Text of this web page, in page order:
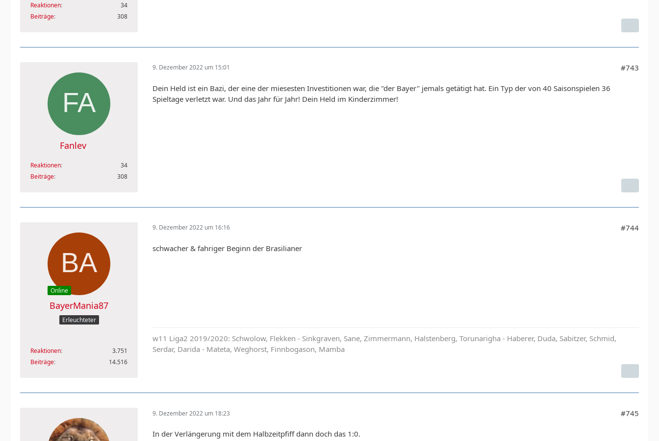
Reaktionen
34
Beiträge
308
Fanlev
Reaktionen
34
Beiträge
308
9. Dezember 2022 um 15:01 #743
Dein Held ist ein Bazi, der eine der miesesten Investitionen war, die "der Bayer" jemals getätigt hat. Ein Typ der von 40 Saisonspielen 36
Spieltage verletzt war. Und das Jahr für Jahr! Dein Held im Kinderzimmer!
Online
BayerMania87
Erleuchteter
Reaktionen
3.751
Beiträge
14.516
9. Dezember 2022 um 16:16 #744
schwacher & fahriger Beginn der Brasilianer
w11 Liga2 2019/2020: Schwolow, Flekken - Sinkgraven, Sane, Zimmermann, Halstenberg, Torunarigha - Haberer, Duda, Sabitzer, Schmid,
Serdar, Darida - Mateta, Weghorst, Finnbogason, Mamba
9. Dezember 2022 um 18:23 #745
In der Verlängerung mit dem Halbzeitpfiff dann doch das 1:0.